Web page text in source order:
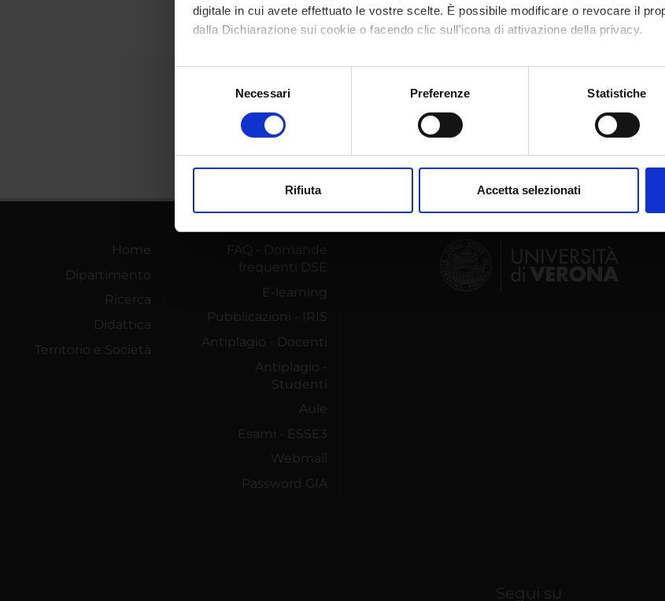
digitale in cui avete effettuato le vostre scelte. È possibile modificare o revocare il
dalla Dichiarazione sui cookie o facendo clic sull'icona di attivazione della privacy.
Con il tuo consenso, vorremmo anche:
raccogliere informazioni sulla tua posizione geografica, con
digitali).
modificare o ritirare il tuo consenso in qualsiasi momento dalla Dichiarazione sui
di analisi dei dati web, pubblicità e social media, i quali potrebbero combinarle con
che hanno raccolto dal tuo utilizzo dei loro servizi.
Necessari Preferenze Statistiche
Rifiuta Accetta selezionati
Home
Dipartimento
Ricerca
Didattica
Territorio e Società
FAQ - Domande
frequenti DSE
E-learning
Pubblicazioni - IRIS
Antiplagio - Docenti
Antiplagio -
Studenti
Aule
Esami - ESSE3
Webmail
Password GIA
Segui su